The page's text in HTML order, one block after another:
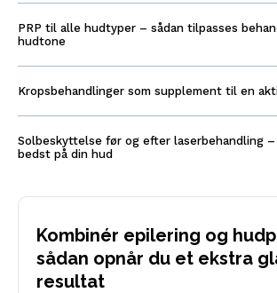
PRP til alle hudtyper – sådan tilpasses
hudtone
Kropsbehandlinger som supplement til en
Solbeskyttelse før og efter laserbehandling –
bedst på din hud
Kombinér epilering og
sådan opnår du et ekstra
resultat